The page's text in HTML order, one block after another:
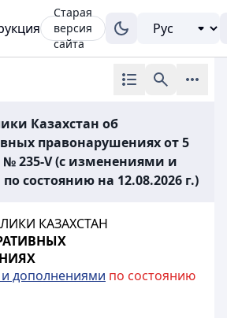
Старая
версия
сайта
Казахстан об
правонарушениях от 5
№ 235-V (с изменениями и
состоянию на 12.08.2026 г.)
КАЗАХСТАН
дополнениями по состоянию